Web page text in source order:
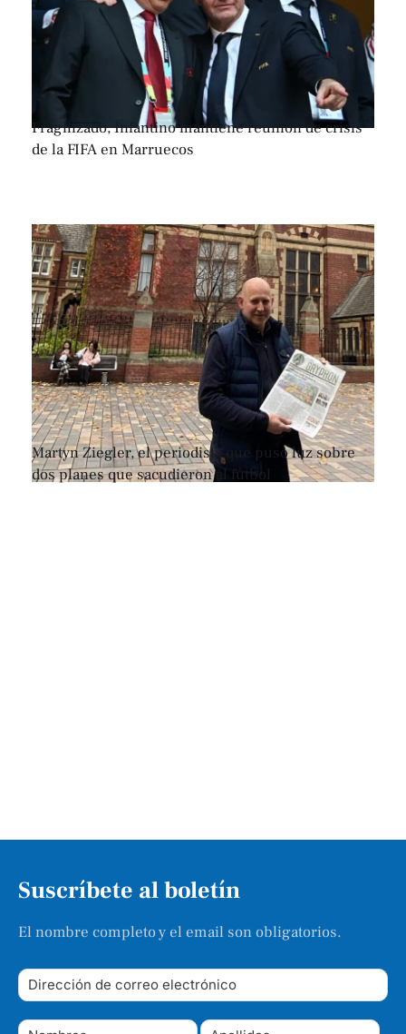
Fragilizado, Infantino mantiene reunión de crisis
de la FIFA en Marruecos
Martyn Ziegler, el periodista que puso luz sobre
dos planes que sacudieron al fútbol
Suscríbete al boletín
El nombre completo y el email son obligatorios.